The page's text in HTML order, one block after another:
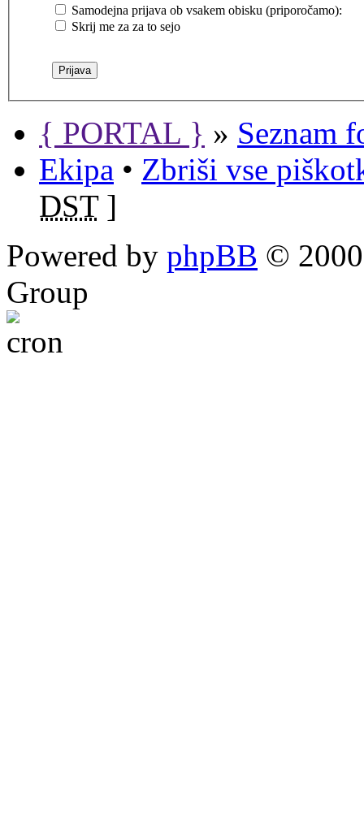
Samodejna prijava ob vsakem obisku (priporočamo):
Skrij me za za to sejo
{ PORTAL } » Seznam
Ekipa • Zbriši vse
DST]
Powered by phpBB ©
Group